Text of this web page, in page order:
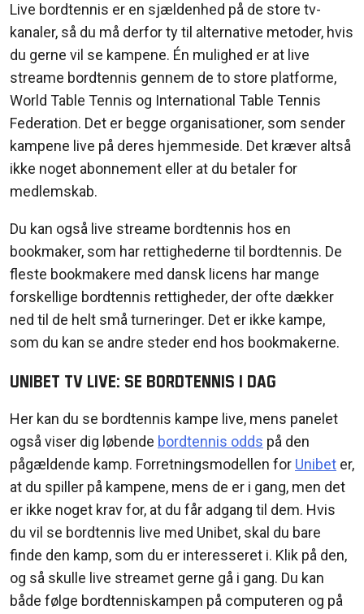
Live bordtennis er en sjældenhed på de store tv-
kanaler, så du må derfortytil alternative metoder, hvis
du gerne vil se kampene. Én mulighed er at live
streame bordtennis gennem de to store platforme,
World Table Tennis og International Table Tennis
Federation. Det er begge organisationer, som sender
kampene live på deres hjemmeside. Det kræver altså
ikke noget abonnement eller at du betalerfor
medlemskab.
Du kan også live streame bordtennis hos en
bookmaker, som har rettighederne til bordtennis. De
fleste bookmakere med dansk licens har mange
forskellige bordtennis rettigheder, der ofte dækker
ned til de helt små turneringer. Det er ikke kampe,
som du kan se andre steder end hos bookmakerne.
Unibet TV Live: Se Bordtennis i dag
Her kan du se bordtennis kampe live, mens panelet
også viser dig løbende bordtennis odds på den
pågældende kamp. Forretningsmodellen for Unibet er,
at du spiller på kampene, mens de er i gang, men det
er ikke noget krav for, at du får adgang til dem. Hvis
du vil se bordtennis live med Unibet, skal du bare
finde den kamp, som du er interesseret i. Klik på den,
og så skulle live streamet gerne gå i gang. Du kan
både følge bordtenniskampen på computeren og på